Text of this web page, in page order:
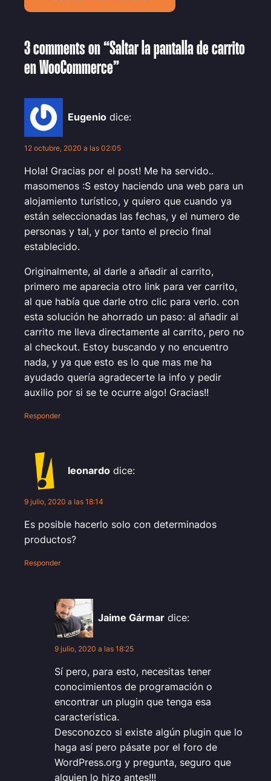
3 comments on “Saltar la pantalla de carrito
en WooCommerce”
Eugenio dice:
12 octubre, 2020 a las 02:05
Hola! Gracias por el post! Me ha servido..
masomenos :S estoy haciendo una web para un
alojamiento turístico, y quiero que cuando ya
están seleccionadas las fechas, y el numero de
personas y tal, y por tanto el precio final
establecido.
Originalmente, al darle a añadir al carrito,
primero me aparecia otro link para ver carrito,
al que había que darle otro clic para verlo. con
esta solución he ahorrado un paso: al añadir al
carrito me lleva directamente al carrito, pero no
al checkout. Estoy buscando y no encuentro
nada, y ya que esto es lo que mas me ha
ayudado quería agradecerte la info y pedir
auxilio por si se te ocurre algo! Gracias!!
Responder
leonardo dice:
9 julio, 2020 a las 18:14
Es posible hacerlo solo con determinados
productos?
Responder
Jaime Gármar dice:
9 julio, 2020 a las 18:25
Sí pero, para esto, necesitas tener
conocimientos de programación o
encontrar un plugin que tenga esa
característica.
Desconozco si existe algún plugin que lo
haga así pero pásate por el foro de
WordPress.org y pregunta, seguro que
alguien lo hizo antes!!!